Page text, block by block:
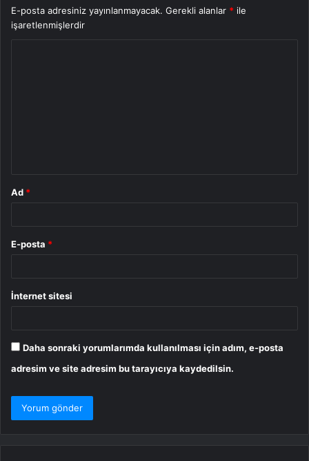
E-posta adresiniz yayınlanmayacak. Gerekli alanlar * ile
işaretlenmişlerdir
Ad *
E-posta *
İnternet sitesi
Daha sonraki yorumlarımda kullanılması için adım, e-posta
adresim ve site adresim bu tarayıcıya kaydedilsin.